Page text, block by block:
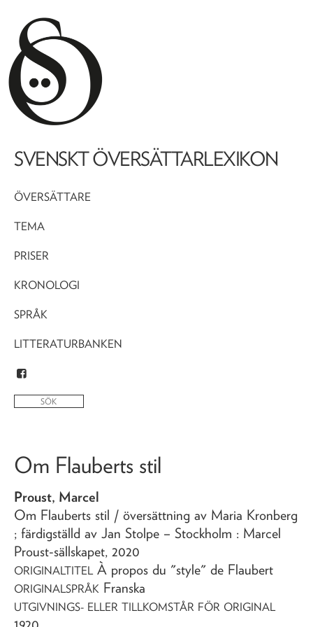
SVENSKT ÖVERSÄTTARLEXIKON
ÖVERSÄTTARE
TEMA
PRISER
KRONOLOGI
SPRÅK
LITTERATURBANKEN
Om Flauberts stil
Proust, Marcel
Om Flauberts stil / översättning av Maria Kronberg
; färdigställd av Jan Stolpe – Stockholm : Marcel
Proust-sällskapet, 2020
ORIGINALTITEL À propos du "style" de Flaubert
ORIGINALSPRÅK Franska
UTGIVNINGS- ELLER TILLKOMSTÅR FÖR ORIGINAL